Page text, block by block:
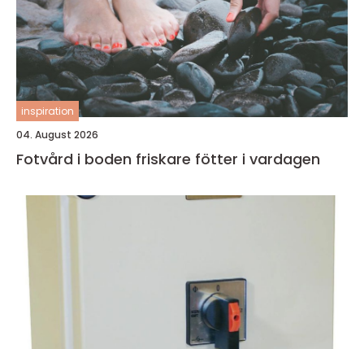
inspiration
04. August 2026
Fotvård i boden friskare fötter i vardagen